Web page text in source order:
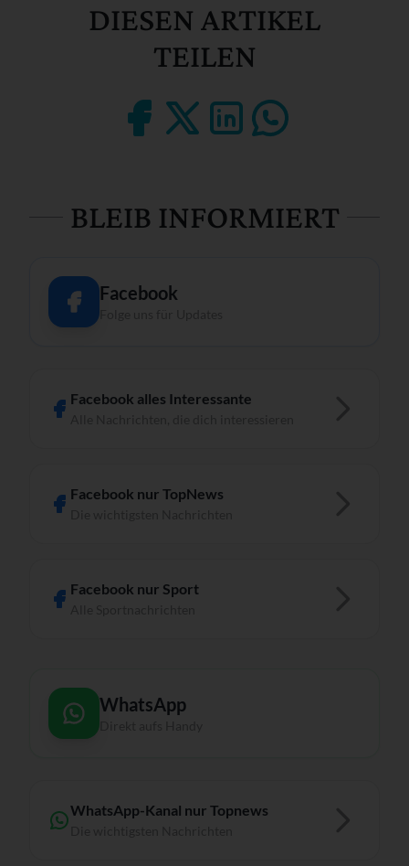
DIESEN ARTIKEL
TEILEN
BLEIB INFORMIERT
Facebook
Facebook alles Interessante
Facebook nur TopNews
Facebook nur Sport
WhatsApp
WhatsApp-Kanal nur Topnews